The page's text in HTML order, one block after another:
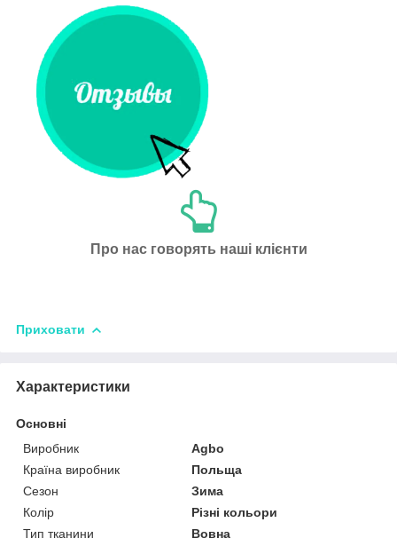
Про нас говорять наші клієнти
Приховати
Характеристики
Основні
Виробник
Agbo
Країна виробник
Польща
Сезон
Зима
Колір
Різні кольори
Тип тканини
Вовна